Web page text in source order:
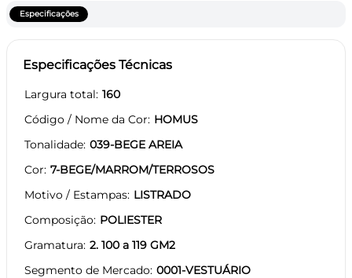
Especificações
Especificações Técnicas
Largura total 160
Código / Nome da Cor HOMUS
Tonalidade 039-BEGE AREIA
Cor 7-BEGE/MARROM/TERROSOS
Motivo / Estampas LISTRADO
Composição POLIESTER
Gramatura 2. 100 a 119 GM2
Segmento de Mercado 0001-VESTUÁRIO